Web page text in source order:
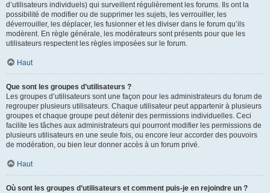
d’utilisateurs individuels) qui surveillent régulièrement les forums. Ils ont la
possibilité de modifier ou de supprimer les sujets, les verrouiller, les
déverrouiller, les déplacer, les fusionner et les diviser dans le forum qu’ils
modèrent. En règle générale, les modérateurs sont présents pour que les
utilisateurs respectent les règles imposées sur le forum.
Haut
Que sont les groupes d’utilisateurs ?
Les groupes d’utilisateurs sont une façon pour les administrateurs du forum de
regrouper plusieurs utilisateurs. Chaque utilisateur peut appartenir à plusieurs
groupes et chaque groupe peut détenir des permissions individuelles. Ceci
facilite les tâches aux administrateurs qui pourront modifier les permissions de
plusieurs utilisateurs en une seule fois, ou encore leur accorder des pouvoirs
de modération, ou bien leur donner accès à un forum privé.
Haut
Où sont les groupes d’utilisateurs et comment puis-je en rejoindre un ?